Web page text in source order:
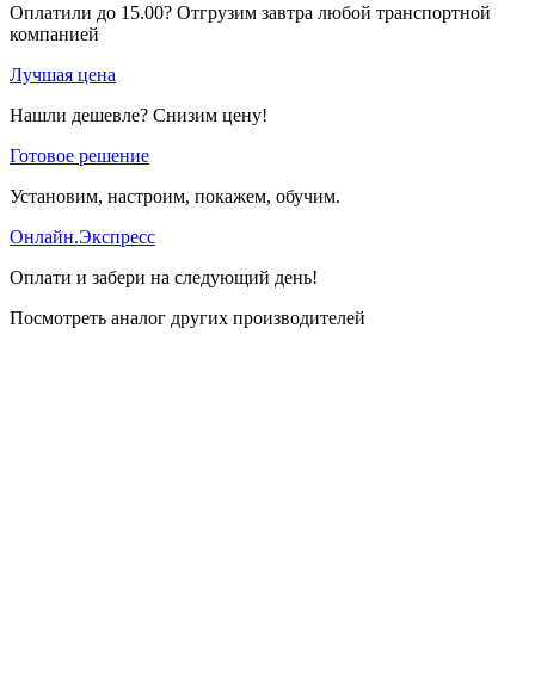
Оплатили до 15.00? Отгрузим завтра любой транспортной
компанией
Лучшая цена
Нашли дешевле? Снизим цену!
Готовое решение
Установим, настроим, покажем, обучим.
Онлайн.Экспресс
Оплати и забери на следующий день!
Посмотреть аналог других производителей